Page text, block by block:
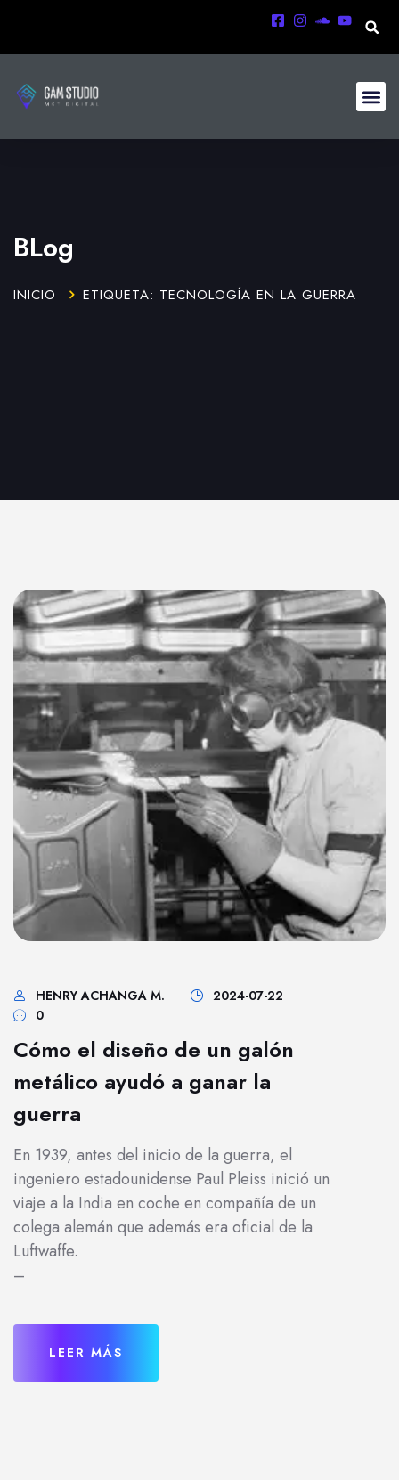
BLog
INICIO ETIQUETA: TECNOLOGÍA EN LA GUERRA
HENRY ACHANGA M.
2024-07-22
0
Cómo el diseño de un galón
metálico ayudó a ganar la
guerra
En 1939, antes del inicio de la guerra, el
ingeniero estadounidense Paul Pleiss inició un
viaje a la India en coche en compañía de un
colega alemán que además era oficial de la
Luftwaffe.
–
LEER MÁS